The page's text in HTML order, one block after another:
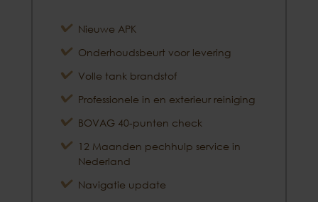
Nieuwe APK
Onderhoudsbeurt voor levering
Volle tank brandstof
Professionele in en exterieur reiniging
BOVAG 40-punten check
12 Maanden pechhulp service in
Nederland
Navigatie update